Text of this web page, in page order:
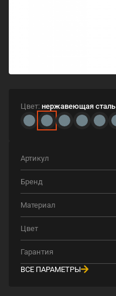
Цвет: нержавеющая сталь
Артикул
Бренд
Материал
Цвет
Гарантия
ВСЕ ПАРАМЕТРЫ